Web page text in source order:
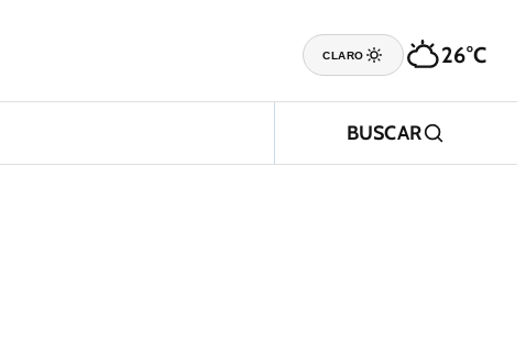
CLARO 26°C
BUSCAR